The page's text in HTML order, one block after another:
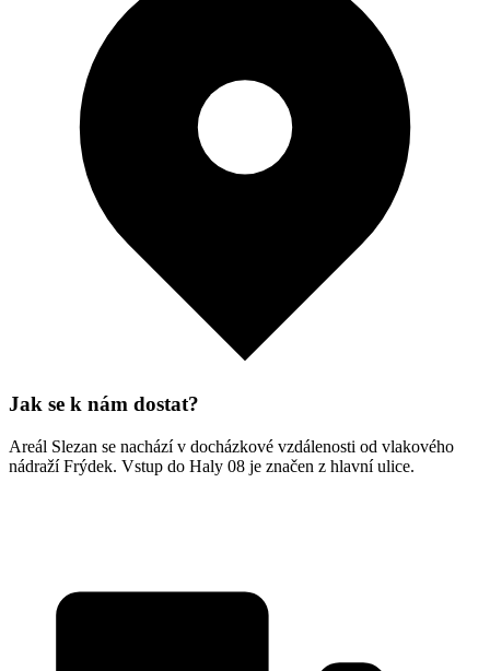
Jak se k nám dostat?
Areál Slezan se nachází v docházkové vzdálenosti od vlakového
nádraží Frýdek. Vstup do Haly 08 je značen z hlavní ulice.